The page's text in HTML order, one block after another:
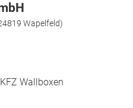
Wapelfeld)
Wallboxen